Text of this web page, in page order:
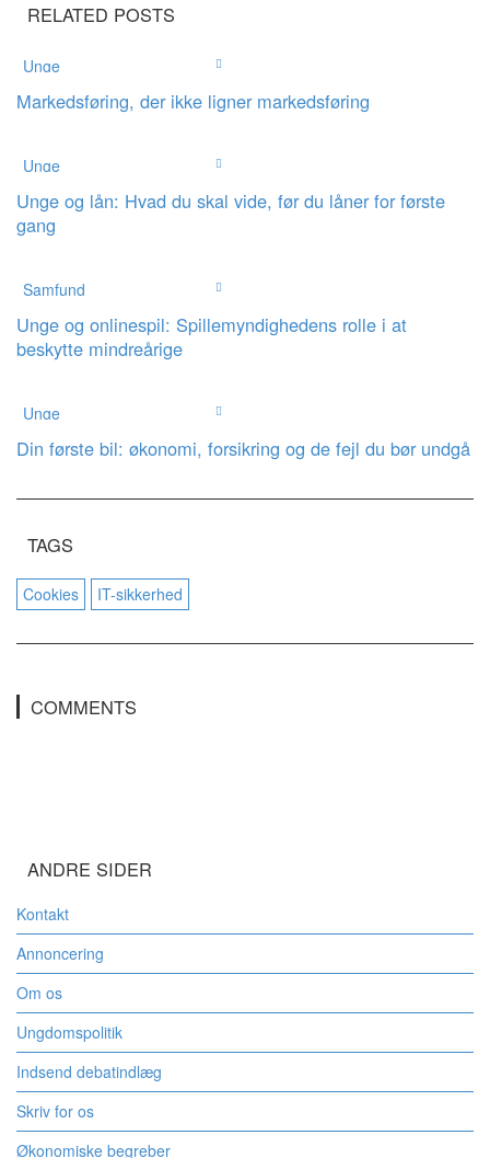
RELATED POSTS
Unge
Markedsføring, der ikke ligner markedsføring
Unge
Unge og lån: Hvad du skal vide, før du låner for første
gang
Samfund
Unge og onlinespil: Spillemyndighedens rolle i at
beskytte mindreårige
Unge
Din første bil: økonomi, forsikring og de fejl du bør undgå
TAGS
Cookies IT-sikkerhed
COMMENTS
ANDRE SIDER
Kontakt
Annoncering
Om os
Ungdomspolitik
Indsend debatindlæg
Skriv for os
Økonomiske begreber